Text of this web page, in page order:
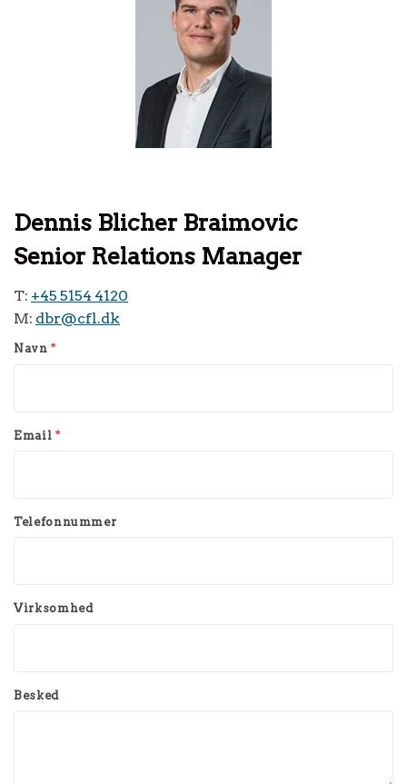
Dennis Blicher Braimovic
Senior Relations Manager
T: +45 5154 4120
M: dbr@cfl.dk
Navn*
Email *
Telefonnummer
Virksomhed
Besked